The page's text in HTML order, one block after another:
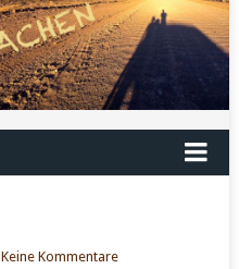
Keine Kommentare